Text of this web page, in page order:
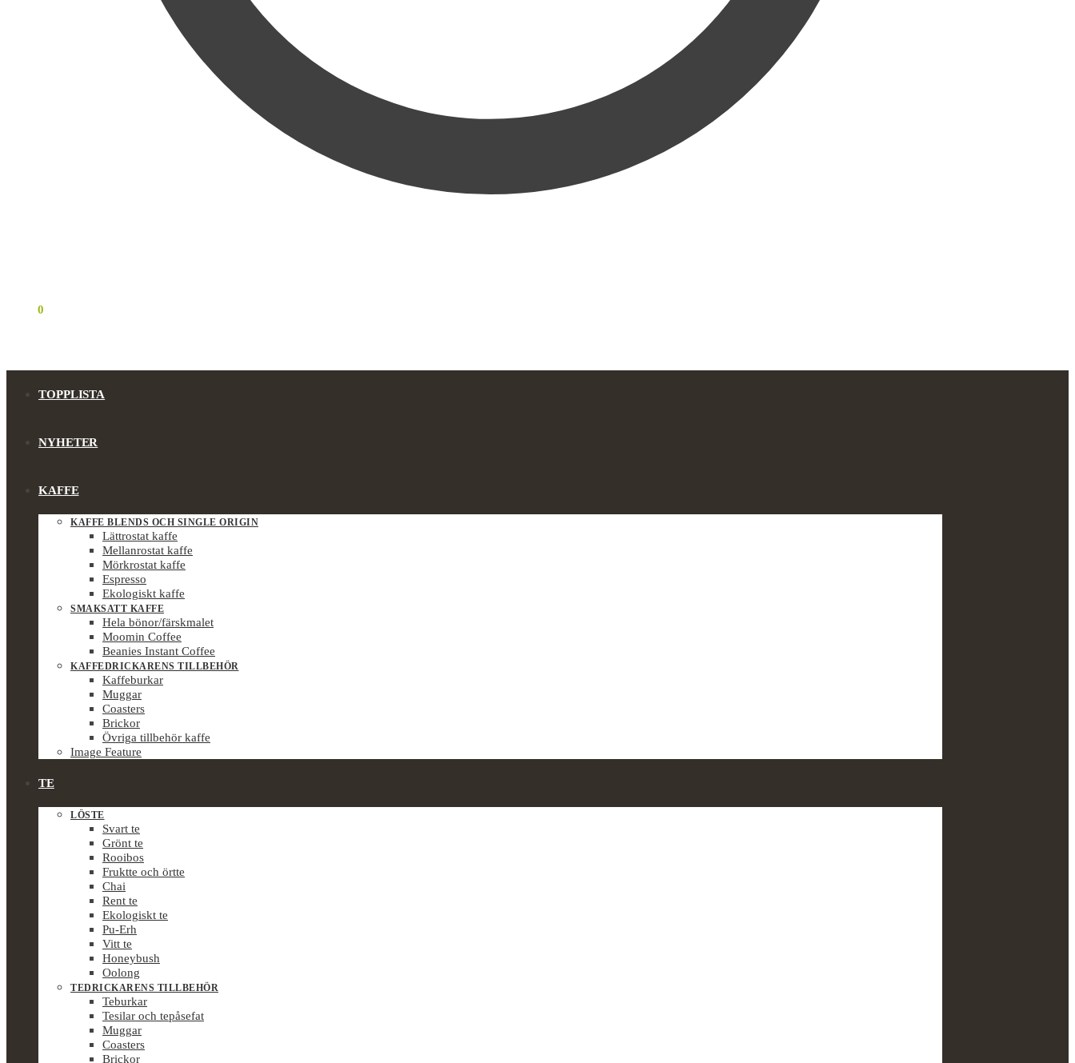
0
TOPPLISTA
NYHETER
KAFFE
KAFFE BLENDS OCH SINGLE ORIGIN
Lättrostat kaffe
Mellanrostat kaffe
Mörkrostat kaffe
Espresso
Ekologiskt kaffe
SMAKSATT KAFFE
Hela bönor/färskmalet
Moomin Coffee
Beanies Instant Coffee
KAFFEDRICKARENS TILLBEHÖR
Kaffeburkar
Muggar
Coasters
Brickor
Övriga tillbehör kaffe
Image Feature
TE
LÖSTE
Svart te
Grönt te
Rooibos
Fruktte och örtte
Chai
Rent te
Ekologiskt te
Pu-Erh
Vitt te
Honeybush
Oolong
TEDRICKARENS TILLBEHÖR
Teburkar
Tesilar och tepåsefat
Muggar
Coasters
Brickor